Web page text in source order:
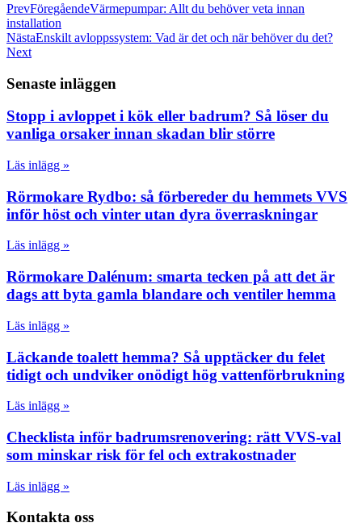
PrevFöregåendeVärmepumpar: Allt du behöver veta innan
installation
NästaEnskilt avloppssystem: Vad är det och när behöver du det?
Next
Senaste inläggen
Stopp i avloppet i kök eller badrum? Så löser du
vanliga orsaker innan skadan blir större
Läs inlägg »
Rörmokare Rydbo: så förbereder du hemmets VVS
inför höst och vinter utan dyra överraskningar
Läs inlägg »
Rörmokare Dalénum: smarta tecken på att det är
dags att byta gamla blandare och ventiler hemma
Läs inlägg »
Läckande toalett hemma? Så upptäcker du felet
tidigt och undviker onödigt hög vattenförbrukning
Läs inlägg »
Checklista inför badrumsrenovering: rätt VVS-val
som minskar risk för fel och extrakostnader
Läs inlägg »
Kontakta oss